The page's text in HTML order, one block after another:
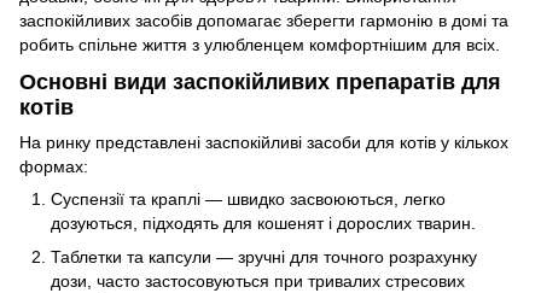
заспокійливих засобів допомагає зберегти гармонію в домі та
робить спільне життя з улюбленцем комфортнішим для всіх.
Основні види заспокійливих препаратів для
котів
На ринку представлені заспокійливі засоби для котів у кількох
формах:
Суспензії та краплі — швидко засвоюються, легко
дозуються, підходять для кошенят і дорослих тварин.
Таблетки та капсули — зручні для точного розрахунку
дози, часто застосовуються при тривалих стресових